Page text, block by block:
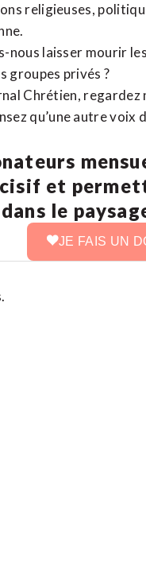
religieuses,
nous laisser mourir
groupes privés ?
Chrétien,
qu’une autre
et
le
JE FAIS UN